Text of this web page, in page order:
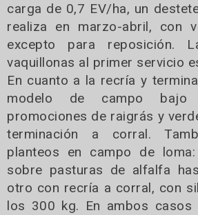
carga de 0,7 EV/ha, un
realiza en marzo-abril, con
excepto para reposición.
vaquillonas al primer servicio
En cuanto a la recría y
modelo de campo bajo
promociones de raigrás y
terminación a corral.
planteos en campo de
sobre pasturas de alfalfa
otro con recría a corral, con
los 300 kg. En ambos casos